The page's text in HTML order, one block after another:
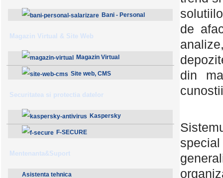
Bani - Personal
Magazin Virtual & Site Web
Magazin Virtual
Site web, CMS
Securitatea si protectia datelor
Kaspersky
F-SECURE
Mentenanta&Suport
Asistenta tehnica
de
din